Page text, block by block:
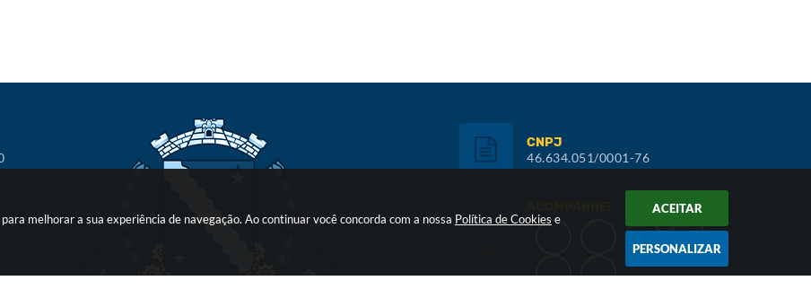
melhorar a sua experiência de navegação. Ao continuar você concorda com a nossa Política de Cookies e
ACEITAR
PERSONALIZAR
CNPJ
46.634.051/0001-76